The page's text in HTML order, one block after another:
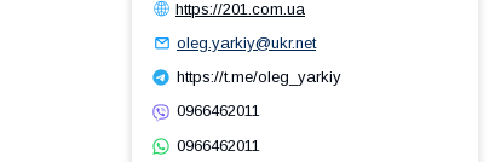
https://201.com.ua
oleg.yarkiy@ukr.net
https://t.me/oleg_yarkiy
0966462011
0966462011